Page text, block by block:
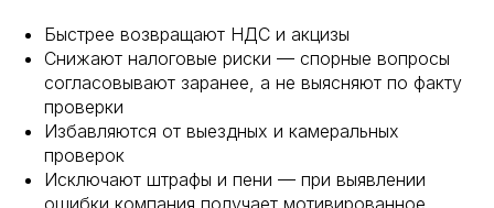
Быстрее возвращают НДС и акцизы
Снижают налоговые риски — спорные вопросы
согласовывают заранее, а не выясняют по факту
проверки
Избавляются от выездных и камеральных
проверок
Исключают штрафы и пени — при выявлении
ошибки компания получает мотивированное